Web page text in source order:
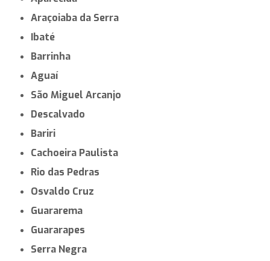
Araçoiaba da Serra
Ibaté
Barrinha
Aguaí
São Miguel Arcanjo
Descalvado
Bariri
Cachoeira Paulista
Rio das Pedras
Osvaldo Cruz
Guararema
Guararapes
Serra Negra